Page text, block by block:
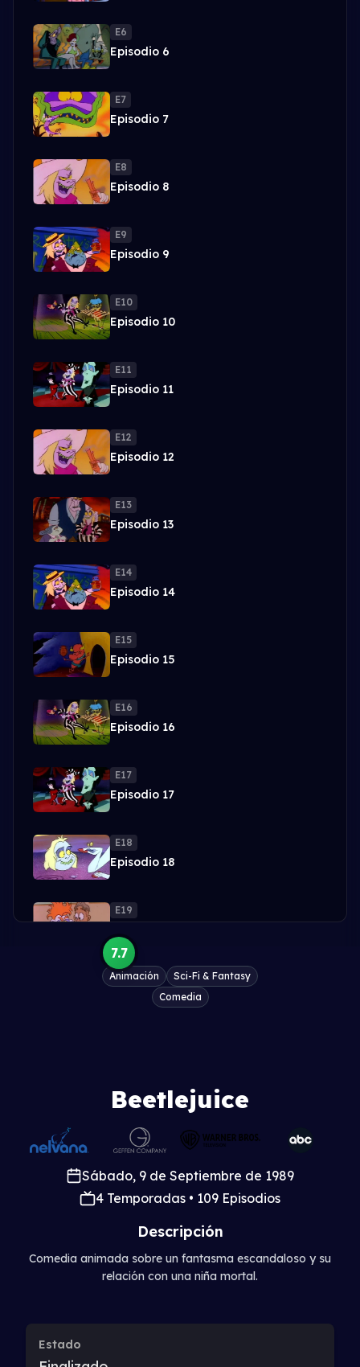
E6
Episodio 6
E7
Episodio 7
E8
Episodio 8
E9
Episodio 9
E10
Episodio 10
E11
Episodio 11
E12
Episodio 12
E13
Episodio 13
E14
Episodio 14
E15
Episodio 15
E16
Episodio 16
E17
Episodio 17
E18
Episodio 18
E19
E20
Episodio 20
7.7
Animación
Sci-Fi & Fantasy
Comedia
Beetlejuice
Sábado, 9 de Septiembre de 1989
4 Temporadas • 109 Episodios
Descripción
Comedia animada sobre un fantasma escandaloso y su
relación con una niña mortal.
Estado